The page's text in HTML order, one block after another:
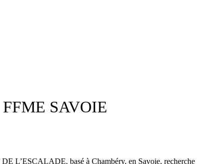
FFME SAVOIE
basé à Chambéry, en Savoie, recherche